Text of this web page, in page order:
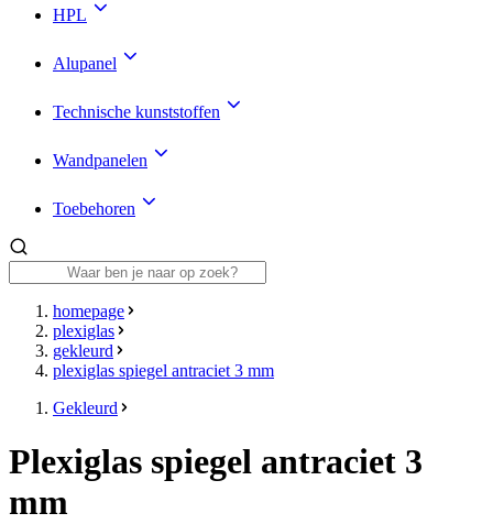
HPL
Alupanel
Technische kunststoffen
Wandpanelen
Toebehoren
homepage
plexiglas
gekleurd
plexiglas spiegel antraciet 3 mm
Gekleurd
Plexiglas spiegel antraciet 3
mm